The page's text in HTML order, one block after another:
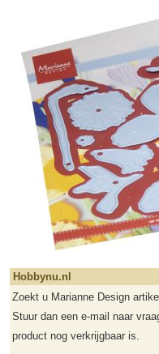
Hobbynu.nl
Zoekt u Marianne Design
Stuur dan een e-mail naar
product nog verkrijgbaar is.